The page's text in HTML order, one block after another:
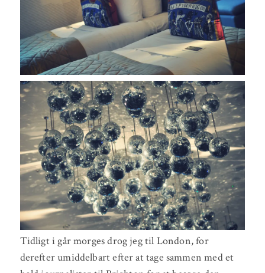
Tidligt i går morges drog jeg til London, for
derefter umiddelbart efter at tage sammen med et